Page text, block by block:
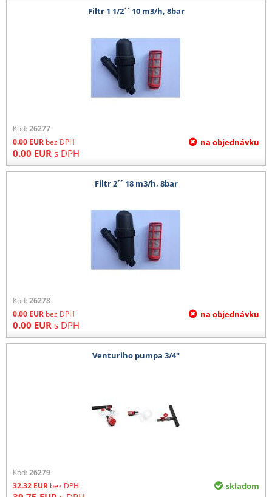
Filtr 1 1/2´´ 10 m3/h, 8bar
Kód: 26277
0.00 EUR bez DPH
0.00 EUR s DPH
na objednávku
Filtr 2´´ 18 m3/h, 8bar
Kód: 26278
0.00 EUR bez DPH
0.00 EUR s DPH
na objednávku
Venturiho pumpa 3/4"
Kód: 26279
32.32 EUR bez DPH skladom